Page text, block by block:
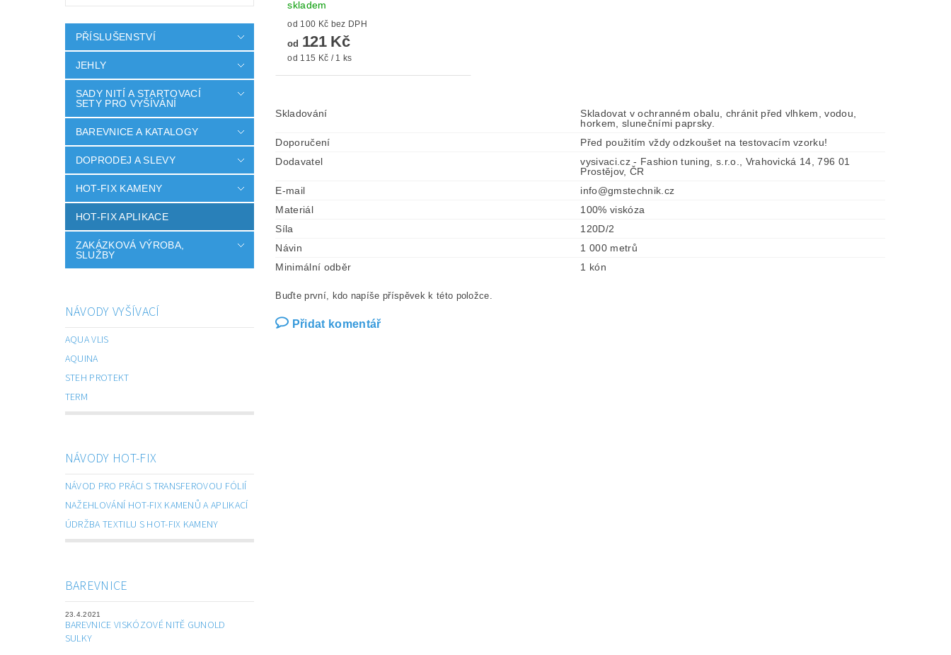
PŘÍSLUŠENSTVÍ
JEHLY
SADY NITÍ A STARTOVACÍ
SETY PRO VYŠÍVÁNÍ
BAREVNICE A KATALOGY
DOPRODEJ A SLEVY
HOT-FIX KAMENY
HOT-FIX APLIKACE
ZAKÁZKOVÁ VÝROBA,
SLUŽBY
NÁVODY VYŠÍVACÍ
AQUA VLIS
AQUINA
STEH PROTEKT
TERM
NÁVODY HOT-FIX
NÁVOD PRO PRÁCI S TRANSFEROVOU FÓLIÍ
NAŽEHLOVÁNÍ HOT-FIX KAMENŮ A APLIKACÍ
ÚDRŽBA TEXTILU S HOT-FIX KAMENY
BAREVNICE
23.4.2021
BAREVNICE VISKÓZOVÉ NITĚ GUNOLD
SULKY
skladem
od 100 Kč bez DPH
od 121 Kč
od 115 Kč / 1 ks
Skladování
Skladovat v ochranném obalu, chránit před vlhkem, vodou,
horkem, slunečními paprsky.
Doporučení
Před použitím vždy odzkoušet na testovacím vzorku!
Dodavatel
vysivaci.cz - Fashion tuning, s.r.o., Vrahovická 14, 796 01
Prostějov, ČR
E-mail
info@gmstechnik.cz
Materiál
100% viskóza
Síla
120D/2
Návin
1 000 metrů
Minimální odběr
1 kón
Buďte první, kdo napíše příspěvek k této položce.
Přidat komentář